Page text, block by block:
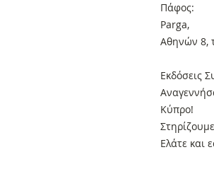
Πάφος:
Parga,
Αθηνών 8,
Εκδόσεις
Κύπρο!
Ελάτε και